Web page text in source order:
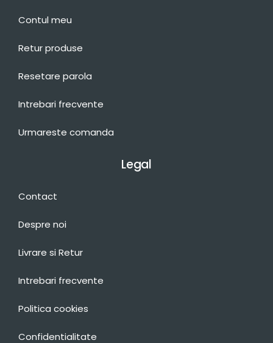
Contul meu
Retur produse
Resetare parola
Intrebari frecvente
Urmareste comanda
Legal
Contact
Despre noi
Livrare si Retur
Intrebari frecvente
Politica cookies
Confidentialitate